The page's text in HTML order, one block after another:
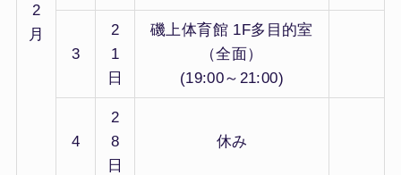
2
月
3
2
1
日
磯上体育館 1F多目的室
（全面）
(19:00～21:00)
4
2
8
日
休み